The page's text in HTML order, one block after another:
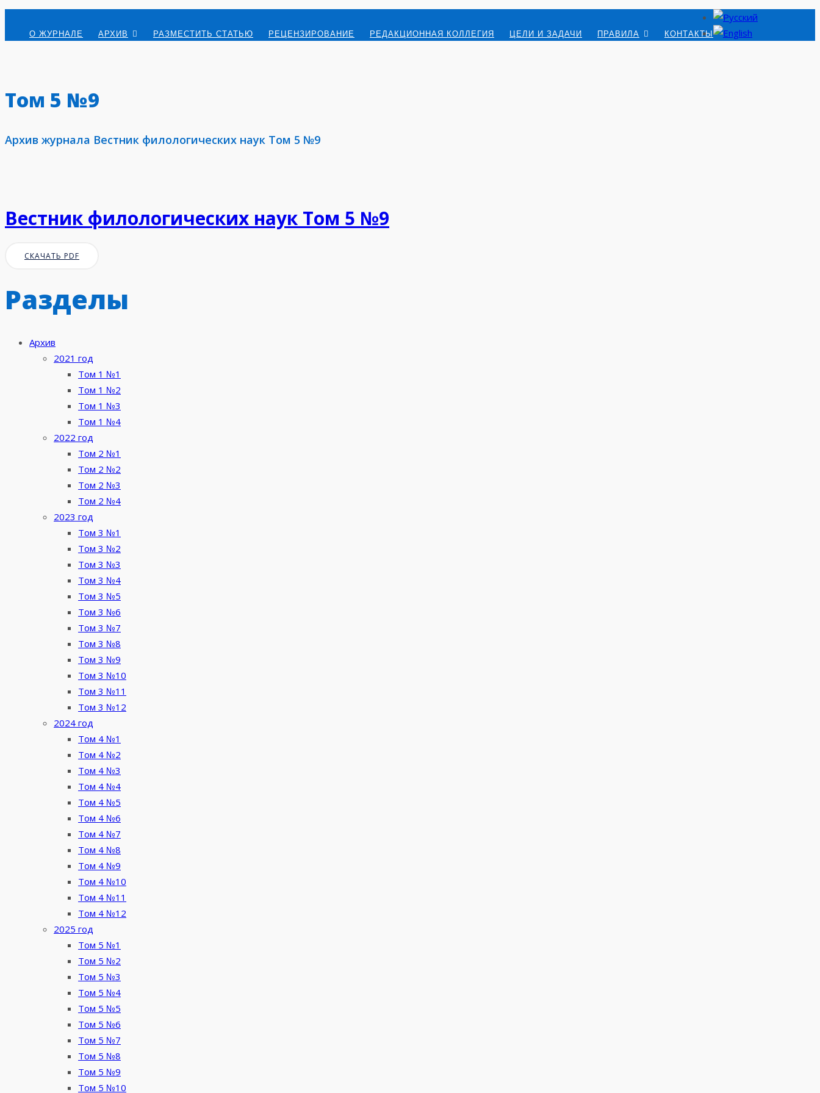
О ЖУРНАЛЕ АРХИВ РАЗМЕСТИТЬ СТАТЬЮ РЕЦЕНЗИРОВАНИЕ РЕДАКЦИОННАЯ КОЛЛЕГИЯ ЦЕЛИ И ЗАДАЧИ ПРАВИЛА КОНТАКТЫ
Том 5 №9
Архив журнала Вестник филологических наук Том 5 №9
Вестник филологических наук Том 5 №9
СКАЧАТЬ PDF
Разделы
Архив
2021 год
Том 1 №1
Том 1 №2
Том 1 №3
Том 1 №4
2022 год
Том 2 №1
Том 2 №2
Том 2 №3
Том 2 №4
2023 год
Том 3 №1
Том 3 №2
Том 3 №3
Том 3 №4
Том 3 №5
Том 3 №6
Том 3 №7
Том 3 №8
Том 3 №9
Том 3 №10
Том 3 №11
Том 3 №12
2024 год
Том 4 №1
Том 4 №2
Том 4 №3
Том 4 №4
Том 4 №5
Том 4 №6
Том 4 №7
Том 4 №8
Том 4 №9
Том 4 №10
Том 4 №11
Том 4 №12
2025 год
Том 5 №1
Том 5 №2
Том 5 №3
Том 5 №4
Том 5 №5
Том 5 №6
Том 5 №7
Том 5 №8
Том 5 №9
Том 5 №10